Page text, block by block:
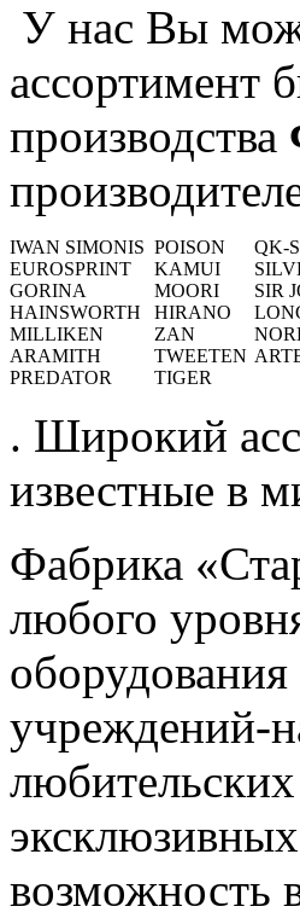
У нас Вы
ассортимент
производства
IWAN SIMONIS POISON
QK-S
EUROSPRINT
KAMUI
GORINA
MOORI
SIR
HAINSWORTH
HIRANO
MILLIKEN
ZAN
ARAMITH
TWEETEN
PREDATOR
TIGER
. Широкий
известные в
Фабрика
любого
учреждений-
возможность